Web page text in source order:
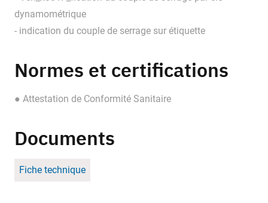
dynamométrique
- indication du couple de serrage sur étiquette
Normes et certifications
● Attestation de Conformité Sanitaire
Documents
Fiche technique